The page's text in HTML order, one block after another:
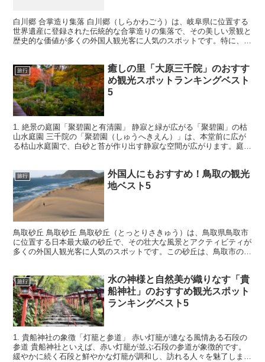
白川郷 合掌造り集落 白川郷（しらかわごう）は、岐阜県に位置する
世界遺産に登録された伝統的な合掌造りの集落で、その美しい景観と
歴史的な価値が多くの外国人観光客に人気のスポットです。特に、合
旅行
癒しの里「大原三千院」のおすす
め観光スポットランキングベスト
5
1. 絶景の庭園「聚碧園と有清園」 静寂と緑が広がる「聚碧園」の枯
山水庭園 三千院の「聚碧園（しゅうへきえん）」は、本堂前に広が
る枯山水庭園で、白砂と苔が作り出す静寂な空間が広がります。庭を
旅行
外国人にもおすすめ！鳥取の観光
地ベスト5
鳥取砂丘 鳥取砂丘 鳥取砂丘（とっとりさきゅう）は、鳥取県鳥取市
に位置する日本最大級の砂丘で、その壮大な風景とアクティビティが
多くの外国人観光客に人気のスポットです。この砂丘は、鳥取市のシ
旅行
水の神様と自然美が織りなす「貴
船神社」のおすすめ観光スポット
ランキングベスト5
1. 貴船神社の象徴「灯籠と参道」 赤い灯籠が連なる風情ある石段の
参道 貴船神社といえば、赤い灯籠が並ぶ石段の参道が象徴的です。
緩やかに続く石段と鮮やかな灯籠が調和し、訪れる人々を魅了しま